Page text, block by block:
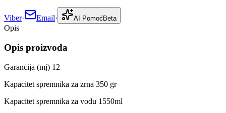
Viber· Email· AI Pomoć Beta
Opis
Opis proizvoda
Garancija (mj) 12
Kapacitet spremnika za zrna 350 gr
Kapacitet spremnika za vodu 1550ml